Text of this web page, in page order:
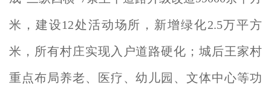
米，建设12处活动场所，新增绿化2.5万平方
米，所有村庄实现入户道路硬化；城后王家村
重点布局养老、医疗、幼儿园、文体中心等功